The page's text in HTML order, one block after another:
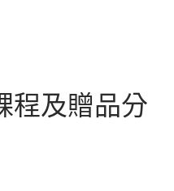
程及贈品分